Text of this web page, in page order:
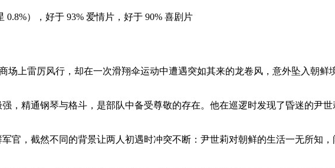
0.8%），好于 93% 爱情片，好于 90% 喜剧片
上雷厉风行，却在一次滑翔伞运动中遭遇突如其来的龙卷风，意外坠入朝鲜
，精通钢琴与格斗，是部队中备受尊敬的存在。他在巡逻时发现了昏迷的尹
官，截然不同的背景让两人初遇时冲突不断：尹世莉对朝鲜的生活一无所知